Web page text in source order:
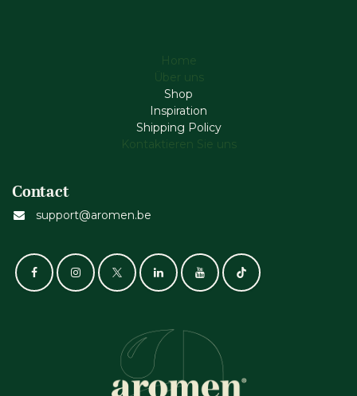
Home
Über uns
Shop
Inspiration
Shipping Policy
Kontaktieren Sie uns
Contact
support@aromen.be